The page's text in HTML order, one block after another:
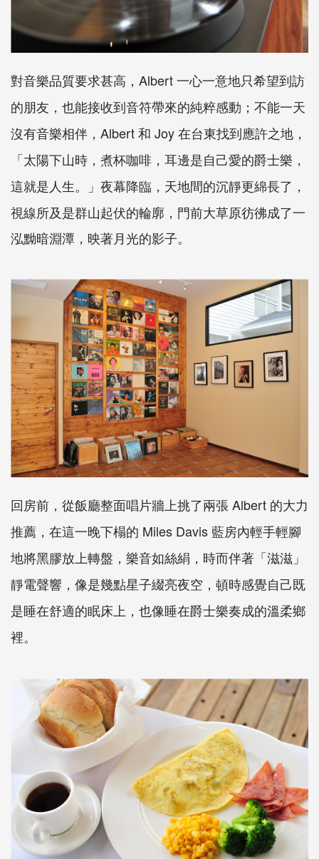
對音樂品質要求甚高， Albert 一心一意地只希望到訪
的朋友，也能接收到音符帶來的純粹感動；不能一天
沒有音樂相伴， Albert 和 Joy 在台東找到應許之地，
「太陽下山時，煮杯咖啡，耳邊是自己愛的爵士樂，
這就是人生。」 夜幕降臨，天地間的沉靜更綿長了，
視線所及是群山起伏的輪廓，門前大草原彷彿成了一
泓黝暗淵潭，映著月光的影子。
回房前，從飯廳整面唱片牆上挑了兩張 Albert 的大力
推薦，在這一晚下榻的 Miles Davis 藍房內輕手輕腳
地將黑膠放上轉盤，樂音如絲絹，時而伴著「滋滋」
靜電聲響，像是幾點星子綴亮夜空，頓時感覺自己既
是睡在舒適的眠床上，也像睡在爵士樂奏成的溫柔鄉
裡。